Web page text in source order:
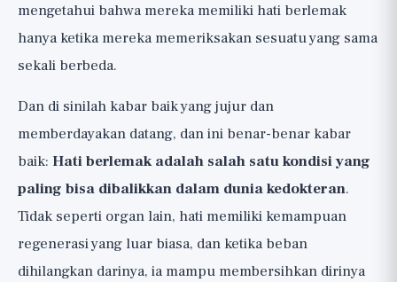
🟢 Aktivitas Fisik, Bahkan Tanpa Penurunan
Berat Badan
🟢 Batasi Alkohol
Suplemen dan "Pembersihan Hati",
🟡 Vitamin E, Hanya dalam Kasus Tertentu dan
mengetahui bahwa mereka memiliki hati berlemak
hanya ketika mereka memeriksakan sesuatu yang sama
sekali berbeda.
Dan di sinilah kabar baik yang jujur dan
memberdayakan datang, dan ini benar-benar kabar
baik: Hati berlemak adalah salah satu kondisi yang
paling bisa dibalikkan dalam dunia kedokteran.
Tidak seperti organ lain, hati memiliki kemampuan
regenerasi yang luar biasa, dan ketika beban
dihilangkan darinya, ia mampu membersihkan dirinya